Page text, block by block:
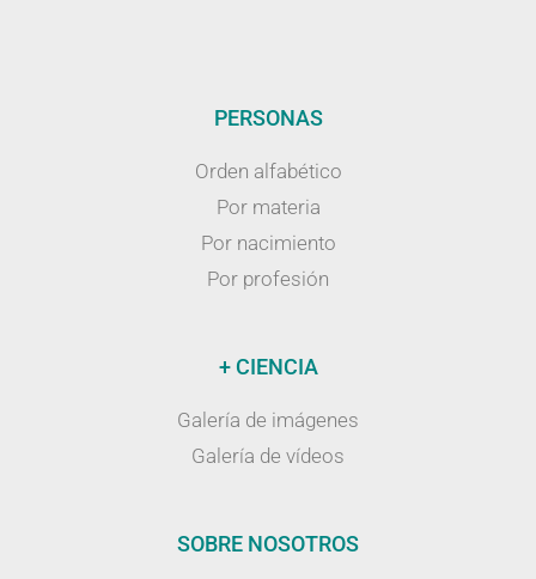
PERSONAS
Orden alfabético
Por materia
Por nacimiento
Por profesión
+ CIENCIA
Galería de imágenes
Galería de vídeos
SOBRE NOSOTROS